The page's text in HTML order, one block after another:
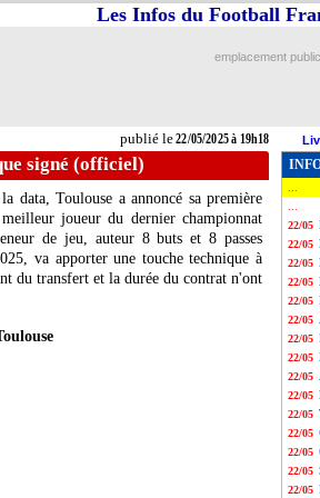
publié le22/05/2025 à 19h18
Les Infos du Football
emplacement
signé (officiel)
data, Toulouse a annoncé sa première
joueur du dernier championnat
de jeu, auteur 8 buts et 8 passes
va apporter une touche technique à
du transfert et la durée du contrat n'ont
22/05
22/05
22/05
22/05
22/05
22/05
22/05
22/05
22/05
22/05
22/05
22/05
22/05
22/05
22/05